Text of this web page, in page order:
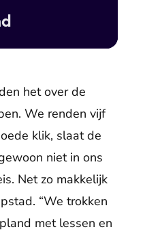
het over de
We renden vijf
klik, slaat de
niet in ons
Net zo makkelijk
“We trokken
met lessen en